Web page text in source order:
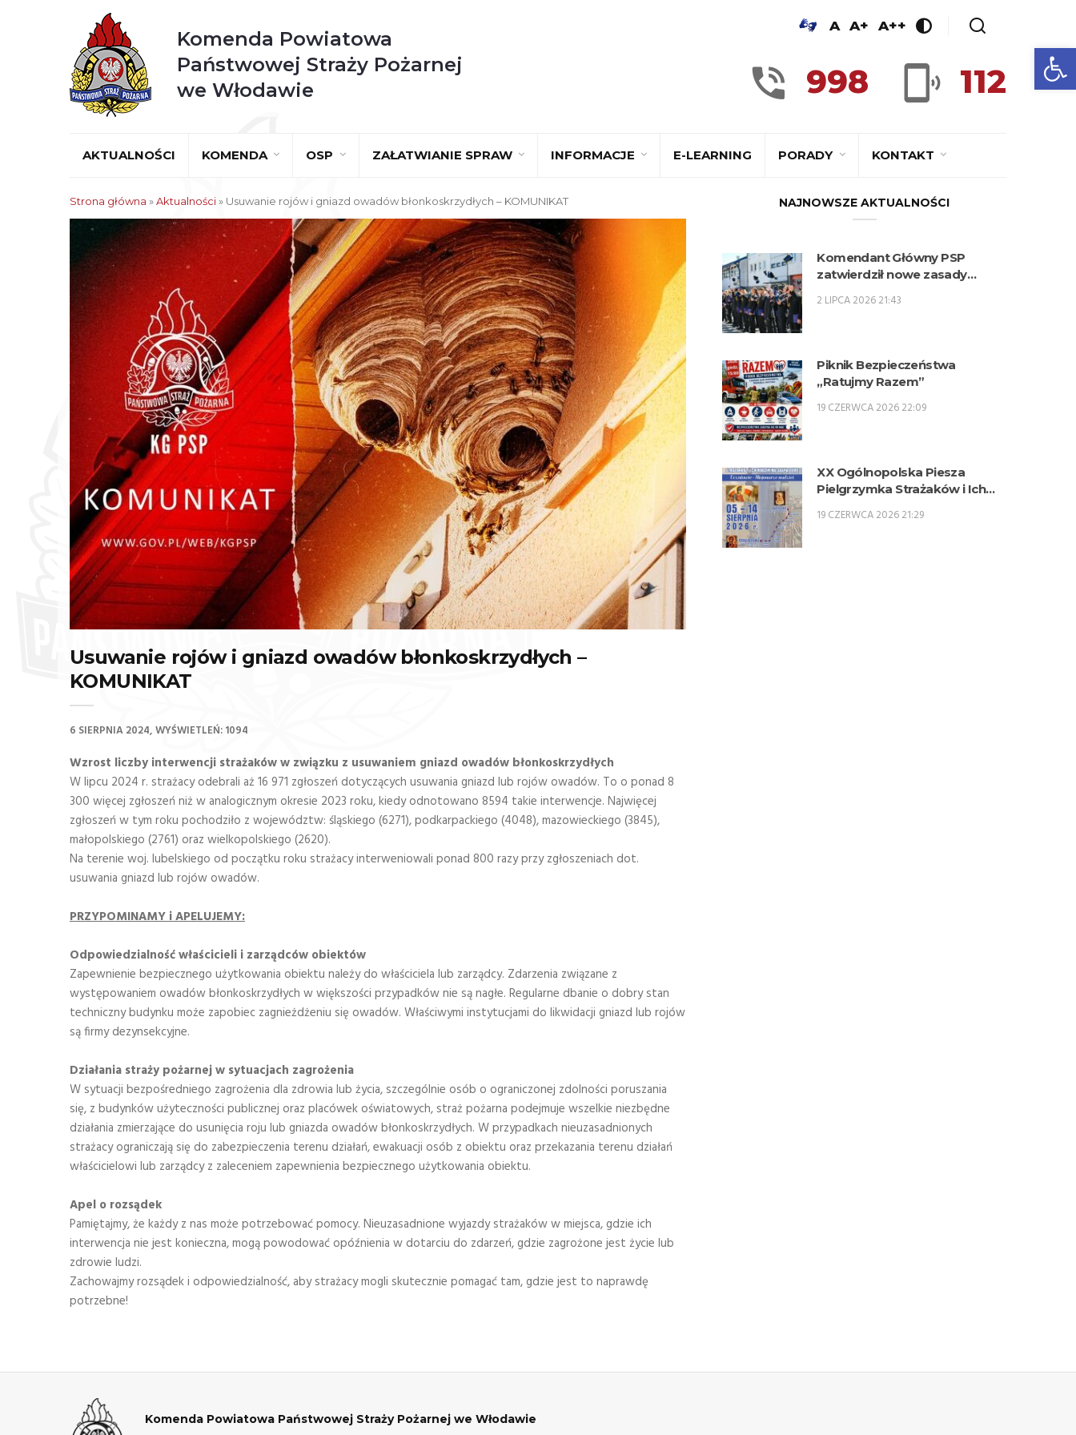
Komenda Powiatowa
Państwowej Straży Pożarnej
we Włodawie
A A+ A++
998 112
AKTUALNOŚCI KOMENDA OSP ZAŁATWIANIE SPRAW INFORMACJE E-LEARNING PORADY KONTAKT
Strona główna »Aktualności» Usuwanie rojów i gniazd owadów błonkoskrzydłych – KOMUNIKAT
Usuwanie rojów i gniazd owadów błonkoskrzydłych –
KOMUNIKAT
6 SIERPNIA 2024 WYŚWIETLEŃ: 1094
Wzrost liczby interwencji strażaków w związku z usuwaniem gniazd owadów błonkoskrzydłych
W lipcu 2024 r. strażacy odebrali aż 16 971 zgłoszeń dotyczących usuwania gniazd lub rojów owadów. To o ponad 8
300 więcej zgłoszeń niż w analogicznym okresie 2023 roku, kiedy odnotowano 8594 takie interwencje. Najwięcej
zgłoszeń w tym roku pochodziło z województw: śląskiego (6271), podkarpackiego (4048), mazowieckiego (3845),
małopolskiego (2761) oraz wielkopolskiego (2620).
Na terenie woj. lubelskiego od początku roku strażacy interweniowali ponad 800 razy przy zgłoszeniach dot.
usuwania gniazd lub rojów owadów.
PRZYPOMINAMY i APELUJEMY:
Odpowiedzialność właścicieli i zarządców obiektów
Zapewnienie bezpiecznego użytkowania obiektu należy do właściciela lub zarządcy. Zdarzenia związane z
występowaniem owadów błonkoskrzydłych w większości przypadków nie są nagłe. Regularne dbanie o dobry stan
techniczny budynku może zapobiec zagnieżdżeniu się owadów. Właściwymi instytucjami do likwidacji gniazd lub rojów
są firmy dezynsekcyjne.
Działania straży pożarnej w sytuacjach zagrożenia
W sytuacji bezpośredniego zagrożenia dla zdrowia lub życia, szczególnie osób o ograniczonej zdolności poruszania
się, z budynków użyteczności publicznej oraz placówek oświatowych, straż pożarna podejmuje wszelkie niezbędne
działania zmierzające do usunięcia roju lub gniazda owadów błonkoskrzydłych. W przypadkach nieuzasadnionych
strażacy ograniczają się do zabezpieczenia terenu działań, ewakuacji osób z obiektu oraz przekazania terenu działań
właścicielowi lub zarządcy z zaleceniem zapewnienia bezpiecznego użytkowania obiektu.
Apel o rozsądek
Pamiętajmy, że każdy z nas może potrzebować pomocy. Nieuzasadnione wyjazdy strażaków w miejsca, gdzie ich
interwencja nie jest konieczna, mogą powodować opóźnienia w dotarciu do zdarzeń, gdzie zagrożone jest życie lub
zdrowie ludzi.
Zachowajmy rozsądek i odpowiedzialność, aby strażacy mogli skutecznie pomagać tam, gdzie jest to naprawdę
potrzebne!
NAJNOWSZE AKTUALNOŚCI
Komendant Główny PSP
zatwierdził nowe zasady
kwalifikacyjne kursy
roku szkolnym 2026/2027.
2 LIPCA 2026 21:43
Piknik Bezpieczeństwa
„Ratujmy Razem”
19 CZERWCA 2026 22:09
XX Ogólnopolska Piesza
Pielgrzymka Strażaków i Ich
sierpnia 2026 r.
19 CZERWCA 2026 21:29
Komenda Powiatowa Państwowej Straży Pożarnej we Włodawie